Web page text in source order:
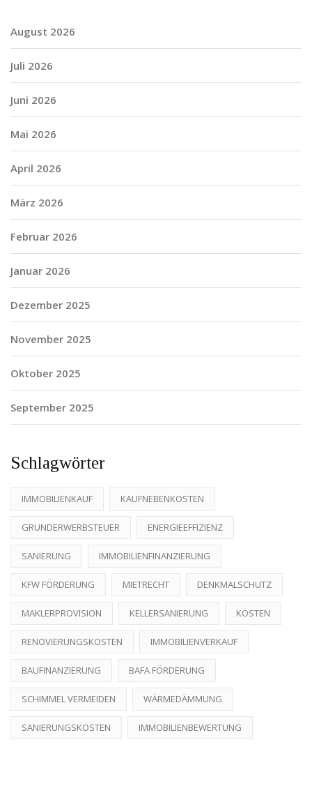
August 2026
Juli 2026
Juni 2026
Mai 2026
April 2026
März 2026
Februar 2026
Januar 2026
Dezember 2025
November 2025
Oktober 2025
September 2025
Schlagwörter
IMMOBILIENKAUF KAUFNEBENKOSTEN
GRUNDERWERBSTEUER ENERGIEEFFIZIENZ
SANIERUNG IMMOBILIENFINANZIERUNG
KFW FÖRDERUNG MIETRECHT DENKMALSCHUTZ
MAKLERPROVISION KELLERSANIERUNG KOSTEN
RENOVIERUNGSKOSTEN IMMOBILIENVERKAUF
BAUFINANZIERUNG BAFA FÖRDERUNG
SCHIMMEL VERMEIDEN WÄRMEDÄMMUNG
SANIERUNGSKOSTEN IMMOBILIENBEWERTUNG